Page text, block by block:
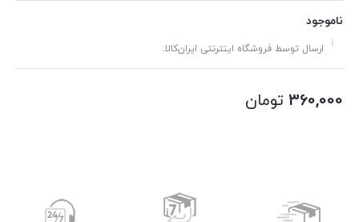
ناموجود
ارسال توسط فروشگاه اینترنتی ایران‌کالا.
360,000 تومان